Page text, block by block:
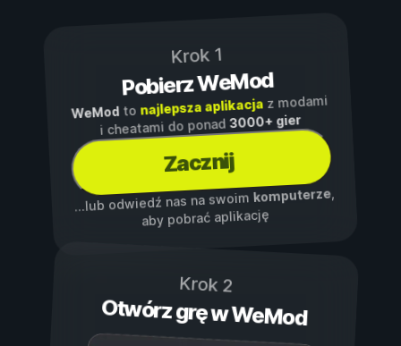
Krok 1
Pobierz WeMod
WeModto najlepsza aplikacjaz modami
i cheatami do ponad3000+ gier
Zacznij
...lub odwiedź nas na swoim komputerze,
aby pobrać aplikację
Krok 2
Otwórz grę w WeMod